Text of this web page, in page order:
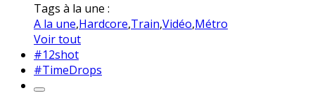
Tags à la une :
A la une,Hardcore,Train,Vidéo,Métro
Voir tout
#12shot
#TimeDrops